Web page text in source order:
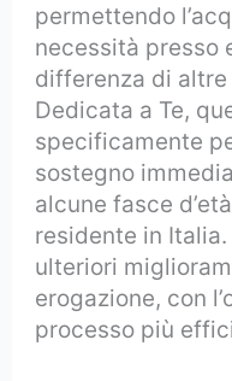
permettendo
necessità presso
differenza di
Dedicata a Te,
specificamente
sostegno
alcune fasce
residente in
ulteriori
erogazione, con
processo più